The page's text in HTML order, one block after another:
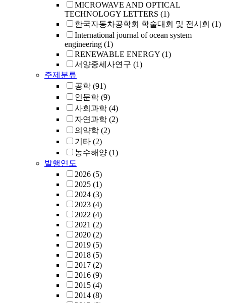
MICROWAVE AND OPTICAL
TECHNOLOGY LETTERS (1)
한국자동차공학회 학술대회 및 전시회 (1)
International journal of ocean system
engineering (1)
RENEWABLE ENERGY (1)
서양중세사연구 (1)
주제분류
공학 (91)
인문학 (9)
사회과학 (4)
자연과학 (2)
의약학 (2)
기타 (2)
농수해양 (1)
발행연도
2026 (5)
2025 (1)
2024 (3)
2023 (4)
2022 (4)
2021 (2)
2020 (2)
2019 (5)
2018 (5)
2017 (2)
2016 (9)
2015 (4)
2014 (8)